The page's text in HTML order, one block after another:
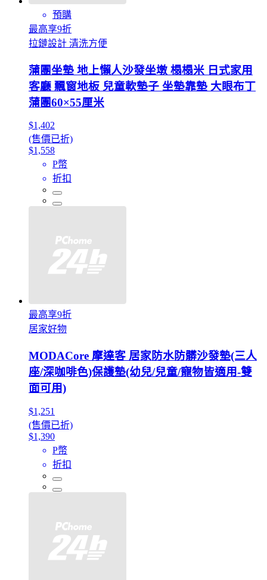
預購
最高享9折
拉鏈設計 清洗方便
蒲團坐墊 地上懶人沙發坐墩 榻榻米 日式家用
客廳 飄窗地板 兒童軟墊子 坐墊靠墊 大眼布丁
蒲團60×55厘米
$1,402
(售價已折)
$1,558
P幣
折扣
最高享9折
居家好物
MODACore 摩達客 居家防水防髒沙發墊(三人
座/深咖啡色)保護墊(幼兒/兒童/寵物皆適用-雙
面可用)
$1,251
(售價已折)
$1,390
P幣
折扣